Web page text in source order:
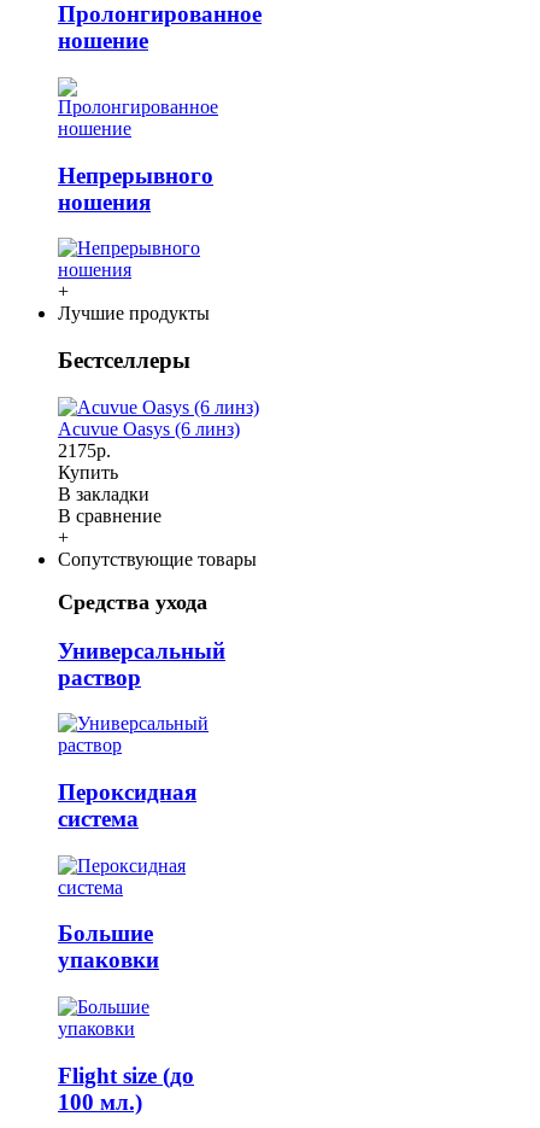
Пролонгированное
ношение
Непрерывного
ношения
+
Лучшие продукты
Бестселлеры
Acuvue Oasys (6 линз)
2175р.
Купить
В закладки
В сравнение
+
Сопутствующие товары
Средства ухода
Универсальный
раствор
Пероксидная
система
Большие
упаковки
Flight size (до
100 мл.)